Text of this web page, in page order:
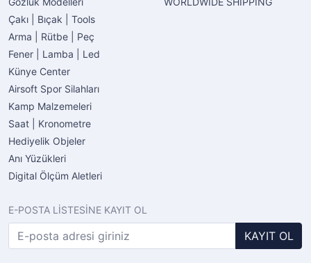
Çakı | Bıçak | Tools
Arma | Rütbe | Peç
Fener | Lamba | Led
Künye Center
Airsoft Spor Silahları
Kamp Malzemeleri
Saat | Kronometre
Hediyelik Objeler
Anı Yüzükleri
Digital Ölçüm Aletleri
E-POSTA LİSTESİNE KAYIT OL
KAYIT OL